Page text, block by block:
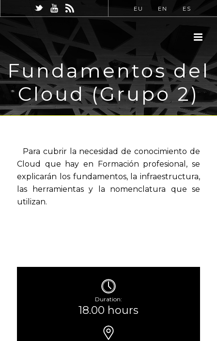
EU EN ES
Fundamentos del
Cloud (Grupo 2)
Para cubrir la necesidad de conocimiento de
Cloud que hay en Formación profesional, se
explicarán los fundamentos, la infraestructura,
las herramientas y la nomenclatura que se
utilizan.
Duration:
18.00 hours